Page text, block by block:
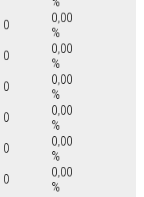
0
0,00
%
0
0,00
%
0
0,00
%
0
0,00
%
0
0,00
%
0
0,00
%